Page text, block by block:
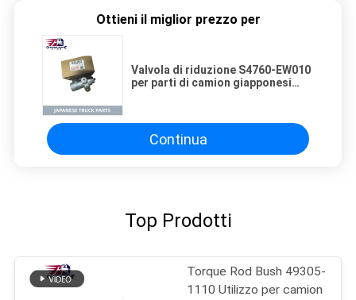
Ottieni il miglior prezzo per
Valvola di riduzione S4760-EW010
per parti di camion giapponesi
Continua
Top Prodotti
Torque Rod Bush 49305-
1110 Utilizzo per camion